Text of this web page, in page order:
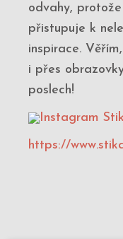
odvahy,
přistupuje k
inspirace.
i přes
poslech!
Instagram
https://